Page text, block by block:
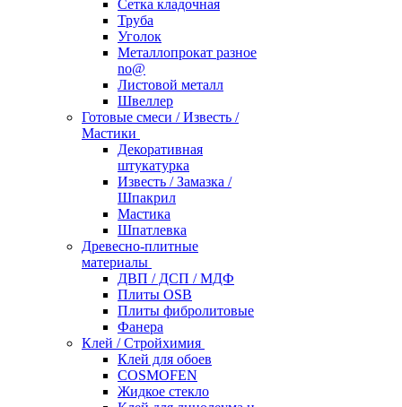
Сетка кладочная
Труба
Уголок
Металлопрокат разное
no@
Листовой металл
Швеллер
Готовые смеси / Известь /
Мастики
Декоративная
штукатурка
Известь / Замазка /
Шпакрил
Мастика
Шпатлевка
Древесно-плитные
материалы
ДВП / ДСП / МДФ
Плиты OSB
Плиты фибролитовые
Фанера
Клей / Стройхимия
Клей для обоев
COSMOFEN
Жидкое стекло